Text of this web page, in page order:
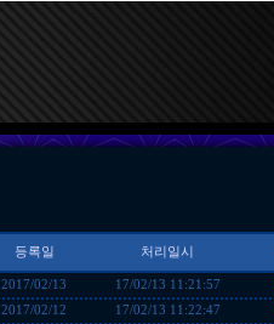
등록일 처리일시
2017/02/13 17/02/13 11:21:57
2017/02/12 17/02/13 11:22:47